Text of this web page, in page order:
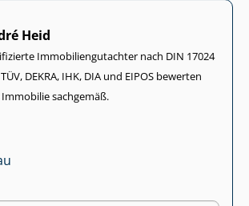
Heid
Im­mo­bi­li­en­gut­ach­ter nach DIN 17024
DEKRA, IHK, DIA und EIPOS bewerten
sachgemäß.